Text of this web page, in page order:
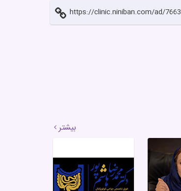
https://clinic.niniban.com/ad/7663
بیشتر